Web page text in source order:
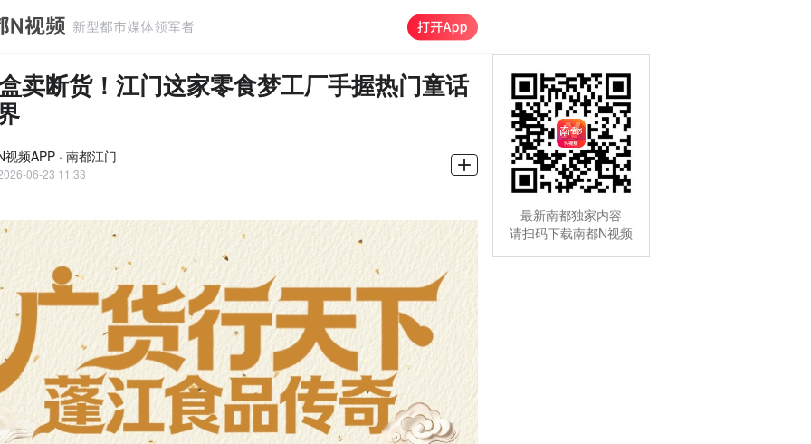
卖断货！江门这家零食梦工厂手握热门童话
视频APP · 南都江门
06-23 11:33
最新南都独家内容
请扫码下载南都N视频